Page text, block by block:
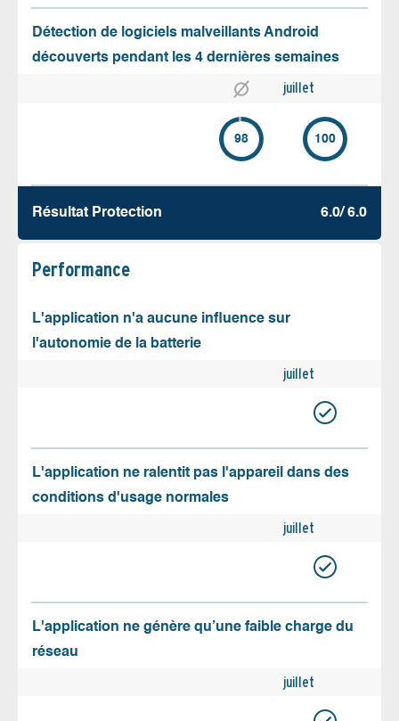
Détection de logiciels malveillants Android
découverts pendant les 4 dernières semaines
juillet
98 100
Résultat Protection 6.0/ 6.0
Performance
L'application n'a aucune influence sur
l'autonomie de la batterie
juillet
L'application ne ralentit pas l'appareil dans des
conditions d'usage normales
juillet
L'application ne génère qu’une faible charge du
réseau
juillet